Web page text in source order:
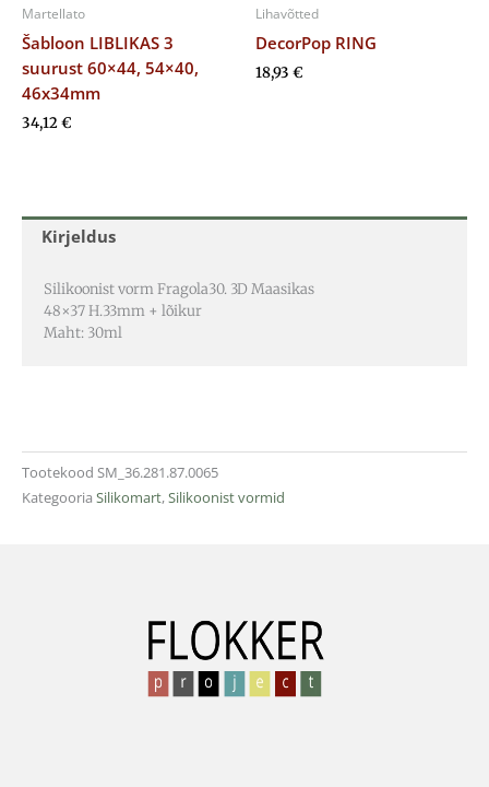
Kirjeldus
Silikoonist vorm Fragola30. 3D Maasikas
48×37 H.33mm + lõikur
Maht: 30ml
Tootekood SM_36.281.87.0065
Kategooria Silikomart,Silikoonist vormid
Martellato
Šabloon LIBLIKAS 3
suurust 60×44, 54×40,
46x34mm
34,12€
Lihavõtted
DecorPop RING
18,93 €